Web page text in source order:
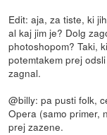
Edit: aja, za tiste, ki
al kaj jim je? Dolg
photoshopom? Taki,
potemtakem prej
zagnal.
@billy: pa pusti folk,
Opera (samo primer,
prej zazene.